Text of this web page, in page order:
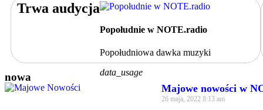
Trwa audycja
Popołudnie w NOTE.radio
Popołudniowa dawka muzyki
data_usage
nowa
Majowe nowości w
26 maja, 2022 8:13 am